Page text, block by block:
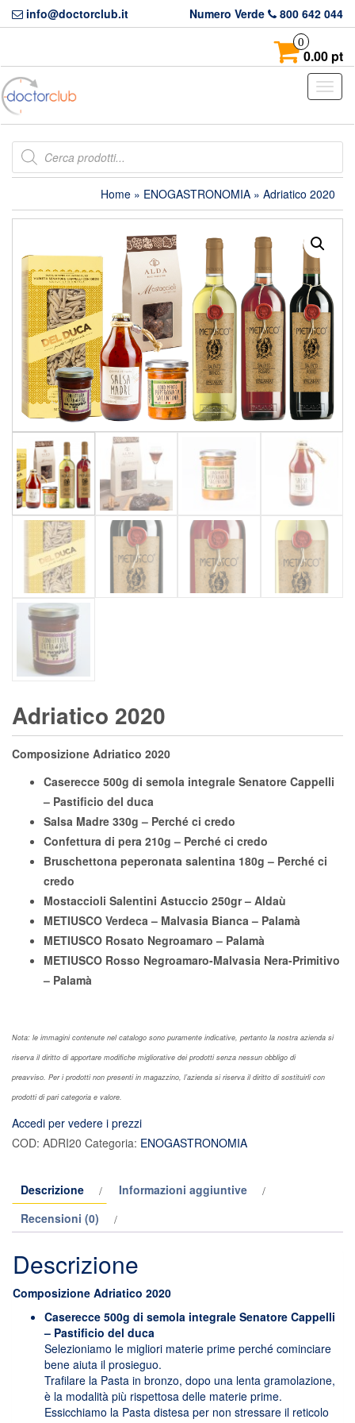
Skip
to
info@doctorclub.it Numero Verde 800 642 044
0
0.00 pt
Products
search
Home » ENOGASTRONOMIA » Adriatico 2020
Adriatico 2020
Composizione Adriatico 2020
Caserecce 500g di semola integrale Senatore Cappelli
– Pastificio del duca
Salsa Madre 330g – Perché ci credo
Confettura di pera 210g – Perché ci credo
Bruschettona peperonata salentina 180g – Perché ci
credo
Mostaccioli Salentini Astuccio 250gr – Aldaù
METIUSCO Verdeca – Malvasia Bianca – Palamà
METIUSCO Rosato Negroamaro – Palamà
METIUSCO Rosso Negroamaro-Malvasia Nera-Primitivo
– Palamà
Nota: le immagini contenute nel catalogo sono puramente indicative, pertanto la nostra azienda si
riserva il diritto di apportare modifiche migliorative dei prodotti senza nessun obbligo di
preavviso. Per i prodotti non presenti in magazzino, l’azienda si riserva il diritto di sostituirli con
prodotti di pari categoria e valore.
Accedi per vedere i prezzi
COD: ADRI20 Categoria: ENOGASTRONOMIA
Descrizione
Informazioni aggiuntive
Recensioni (0)
Descrizione
Composizione Adriatico 2020
Caserecce 500g di semola integrale Senatore Cappelli
– Pastificio del duca
Selezioniamo le migliori materie prime perché cominciare
bene aiuta il prosieguo.
Trafilare la Pasta in bronzo, dopo una lenta gramolazione,
è la modalità più rispettosa delle materie prime.
Essicchiamo la Pasta distesa per non stressare il reticolo